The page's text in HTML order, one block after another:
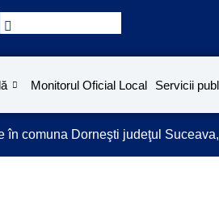
Monitorul Oficial Local Servicii
comuna Dorneşti judeţul